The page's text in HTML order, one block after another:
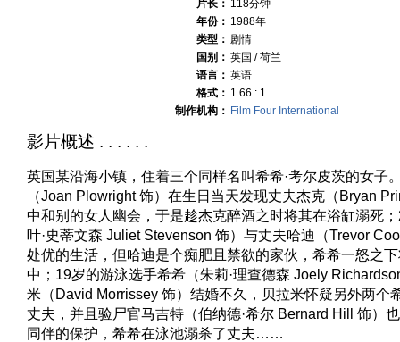
片长： 118分钟
年份： 1988年
类型： 剧情
国别： 英国 / 荷兰
语言： 英语
格式： 1.66 : 1
制作机构： Film Four International
影片概述 . . . . . .
英国某沿海小镇，住着三个同样名叫希希·考尔皮茨的女子
（Joan Plowright 饰）在生日当天发现丈夫杰克（Bryan
中和别的女人幽会，于是趁杰克醉酒之时将其在浴缸溺死
叶·史蒂文森 Juliet Stevenson 饰）与丈夫哈迪（Trevor
处优的生活，但哈迪是个痴肥且禁欲的家伙，希希一怒之
中；19岁的游泳选手希希（朱莉·理查德森 Joely
米（David Morrissey 饰）结婚不久，贝拉米怀疑另外两个
丈夫，并且验尸官马吉特（伯纳德·希尔 Bernard Hill 饰）
同伴的保护，希希在泳池溺杀了丈夫……